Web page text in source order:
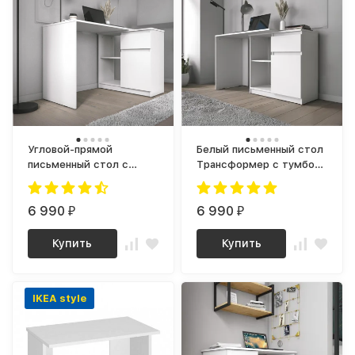
Угловой-прямой
письменный стол с
полкой и ящиком СП-21
СИТИ ЛДСП Белый
6 990₽
Купить
Белый письменный стол
Трансформер с тумбой,
ящиком и полкой как
IKEA, СП-21 СИТИ ЛДСП
6 990₽
Купить
IKEA style